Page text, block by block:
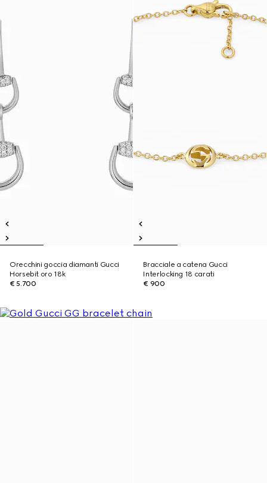
Orecchini goccia diamanti Gucci
Horsebit oro 18k
€ 5.700
Bracciale a catena Gucci
Interlocking 18 carati
€ 900